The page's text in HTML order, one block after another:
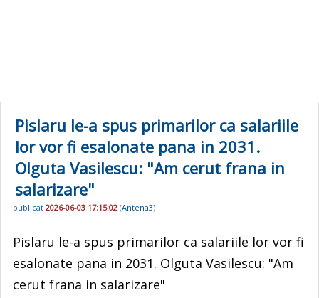
Pislaru le-a spus primarilor ca salariile
lor vor fi esalonate pana in 2031.
Olguta Vasilescu: "Am cerut frana in
salarizare"
publicat 2026-06-03 17:15:02 (Antena3)
Pislaru le-a spus primarilor ca salariile lor vor fi
esalonate pana in 2031. Olguta Vasilescu: "Am
cerut frana in salarizare"